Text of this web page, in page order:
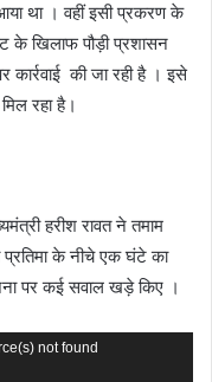
आया था । वहीं इसी प्रकरण के
के खिलाफ पौड़ी प्रशासन
कार्रवाई की जा रही है । इसे
रहा है।
हरीश रावत ने तमाम
प्रतिमा के नीचे एक घंटे का
पर कई सवाल खड़े किए ।
not found